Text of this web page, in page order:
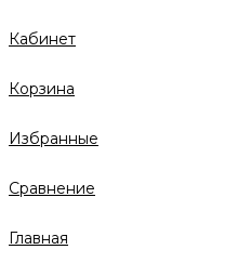
Кабинет
Корзина
Избранные
Сравнение
Главная